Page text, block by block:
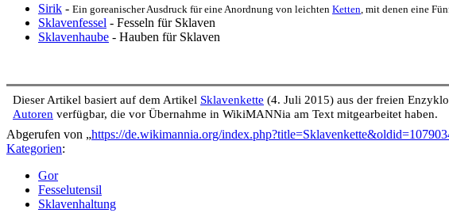
Sirik - Ein goreanischer Ausdruck für eine Anordnung von leichten Ketten , mit denen eine
Sklavenfessel - Fesseln für Sklaven
Sklavenhaube - Hauben für Sklaven
Dieser Artikel basiert auf dem Artikel Sklavenkette (4. Juli 2015) aus der freien
Autoren verfügbar, die vor Übernahme in WikiMANNia am Text mitgearbeitet haben.
Abgerufen von „https://de.wikimannia.org/
Kategorien:
Gor
Fesselutensil
Sklavenhaltung